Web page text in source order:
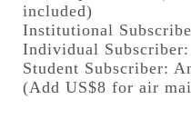
included)
Institutional
Individual
Student Subscriber:
(Add US$8 for air